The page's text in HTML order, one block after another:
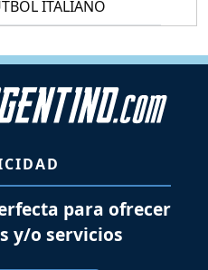
ITALIANO
para ofrecer
y/o servicios